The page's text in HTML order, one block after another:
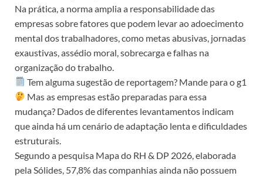
Na prática, a norma amplia a responsabilidade das
empresas sobre fatores que podem levar ao adoecimento
mental dos trabalhadores, como metas abusivas, jornadas
exaustivas, assédio moral, sobrecarga e falhas na
organização do trabalho.
Tem alguma sugestão de reportagem? Mande para o g1
Mas as empresas estão preparadas para essa
mudança? Dados de diferentes levantamentos indicam
que ainda há um cenário de adaptação lenta e dificuldades
estruturais.
Segundo a pesquisa Mapa do RH & DP 2026, elaborada
pela Sólides, 57,8% das companhias ainda não possuem